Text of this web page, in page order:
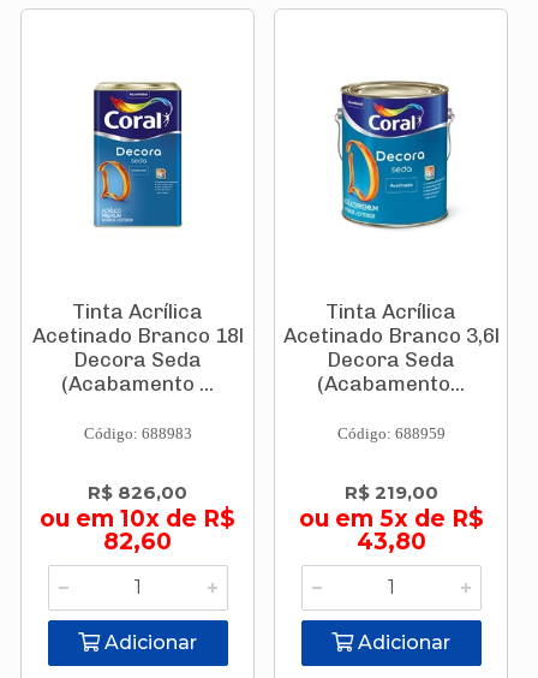
Tinta Acrílica
Acetinado Branco 18l
Decora Seda
(Acabamento ...
Código: 688983
R$ 826,00
ou em 10x de R$
82,60
Adicionar
Tinta Acrílica
Acetinado Branco 3,6l
Decora Seda
(Acabamento...
Código: 688959
R$ 219,00
ou em 5x de R$
43,80
Adicionar